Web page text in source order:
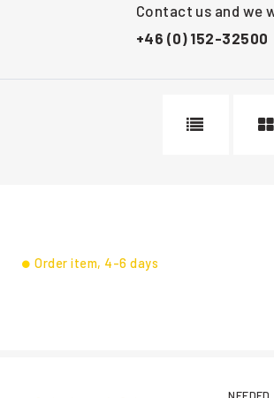
Contact us and we
+46 (0) 152-32500
Order item, 4-6 days
NEEDED